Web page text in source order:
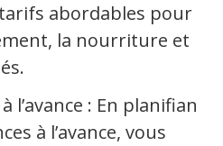
abordables pour
la nourriture et
l’avance : En planifiant
à l’avance, vous